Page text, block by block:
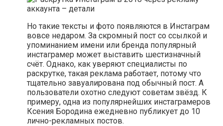
Но такие тексты и фото появляются в Инстаграм
вовсе недаром. За скромный пост со ссылкой и
упоминанием имени или бренда популярный
инстаграмер может выставить шестизначный
счёт. Однако, как уверяют специалисты по
раскрутке, такая реклама работает, потому что
тщательно завуалирована под обычный пост. А
пользователи охотно следуют советам звёзд. К
примеру, одна из популярнейших инстаграмеров
Ксения Бородина ежедневно публикует до 10
лично-рекламных постов.